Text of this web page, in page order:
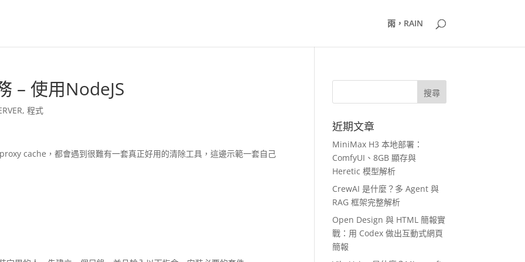
雨，RAIN
– 使用NodeJS
,程式
cache，都會遇到很難有一套真正好用的清除工具，這邊示範一套自己
近期文章
MiniMax H3 本地部署：
ComfyUI、8GB 顯存與
Heretic 模型解析
CrewAI 是什麼？多 Agent 與
RAG 框架完整解析
Open Design 與 HTML 簡報實
戰：用 Codex 做出互動式網頁
簡報